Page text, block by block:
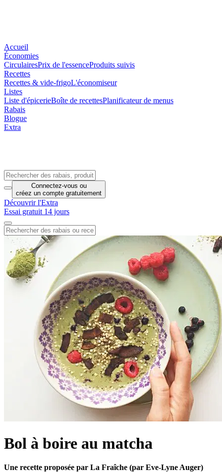
Accueil
Économies
CirculairesPrix de l'essenceProduits suivis
Recettes
Recettes & vide-frigoL'économiseur
Listes
Liste d'épicerieBoîte de recettesPlanificateur de menus
Rabais
Blogue
Extra
Connectez-vous ou
créez un compte gratuitement
Découvrir l'Extra
Essai gratuit 14 jours
Bol à boire au matcha
Une recette proposée par La Fraîche (par Eve-Lyne Auger)